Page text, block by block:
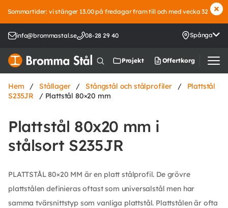
Sommartider: vi stänger 13.00 på fredagar fram till och med vecka 32
info@brommastal.se 08-28 29 40 Spånga
Projekt Offertkorg
Hem / Stållager / Stångstål och stålprofiler /
Plattstål
S235JR
/ Plattstål 80×20 mm
Plattstål 80x20 mm i
stålsort S235JR
PLATTSTÅL 80×20 MM är en platt stålprofil. De grövre
plattstålen definieras oftast som universalstål men har
samma tvärsnittstyp som vanliga plattstål. Plattstålen är ofta